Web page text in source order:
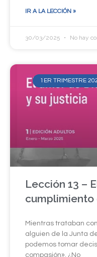
IR A LA LECCIÓN »
30/03/2025 No hay
1ER TRIMESTRE
Lección 13 –
cumplimiento
Mientras trataban
alguien de la Junta
podemos tomar
compasión». ¿No